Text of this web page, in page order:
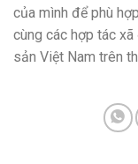
của mình để phù
cùng các hợp tác
sản Việt Nam trên